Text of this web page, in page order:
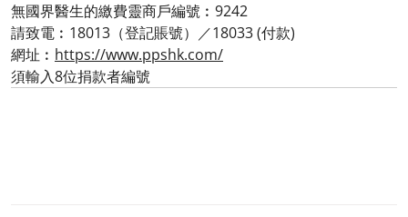
無國界醫生的繳費靈商戶編號︰9242
請致電︰18013（登記賬號）／18033 (付款)
網址︰ https://www.ppshk.com/
須輸入8位捐款者編號